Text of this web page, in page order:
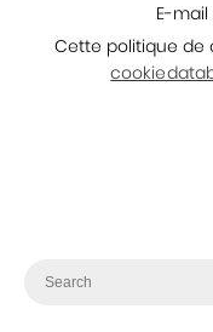
E-mail
Cette politique de